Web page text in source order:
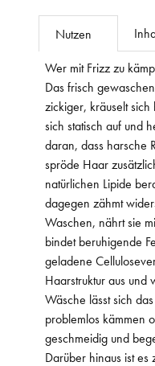
Nutzen
Wer mit Frizz zu
Das frisch
zickiger, kräuselt
sich statisch auf und
daran, dass harsche
spröde Haar
natürlichen Lipide
dagegen zähmt
Waschen, nährt sie
bindet beruhigende
geladene
Haarstruktur aus und
Wäsche lässt sich
problemlos kämmen
geschmeidig und
Darüber hinaus ist es